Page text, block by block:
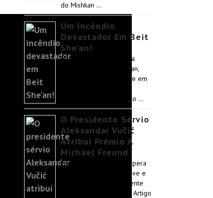
do Mishkan …
Um Incêndio
Devastador Em Beit
She’an!
Há poucos dias, a família
Hangshing, de Beit She’an,
imigrantes Bnei Menashe em
incêndio devastador. Não …
O Presidente Sérvio
Aleksandar Vučić
Atribui Prémio A
Michael Freund
Freund confirma que espera
visitar Belgrado em breve e
encontrar-se pessoalmente
com o presidente Vučić. Artigo